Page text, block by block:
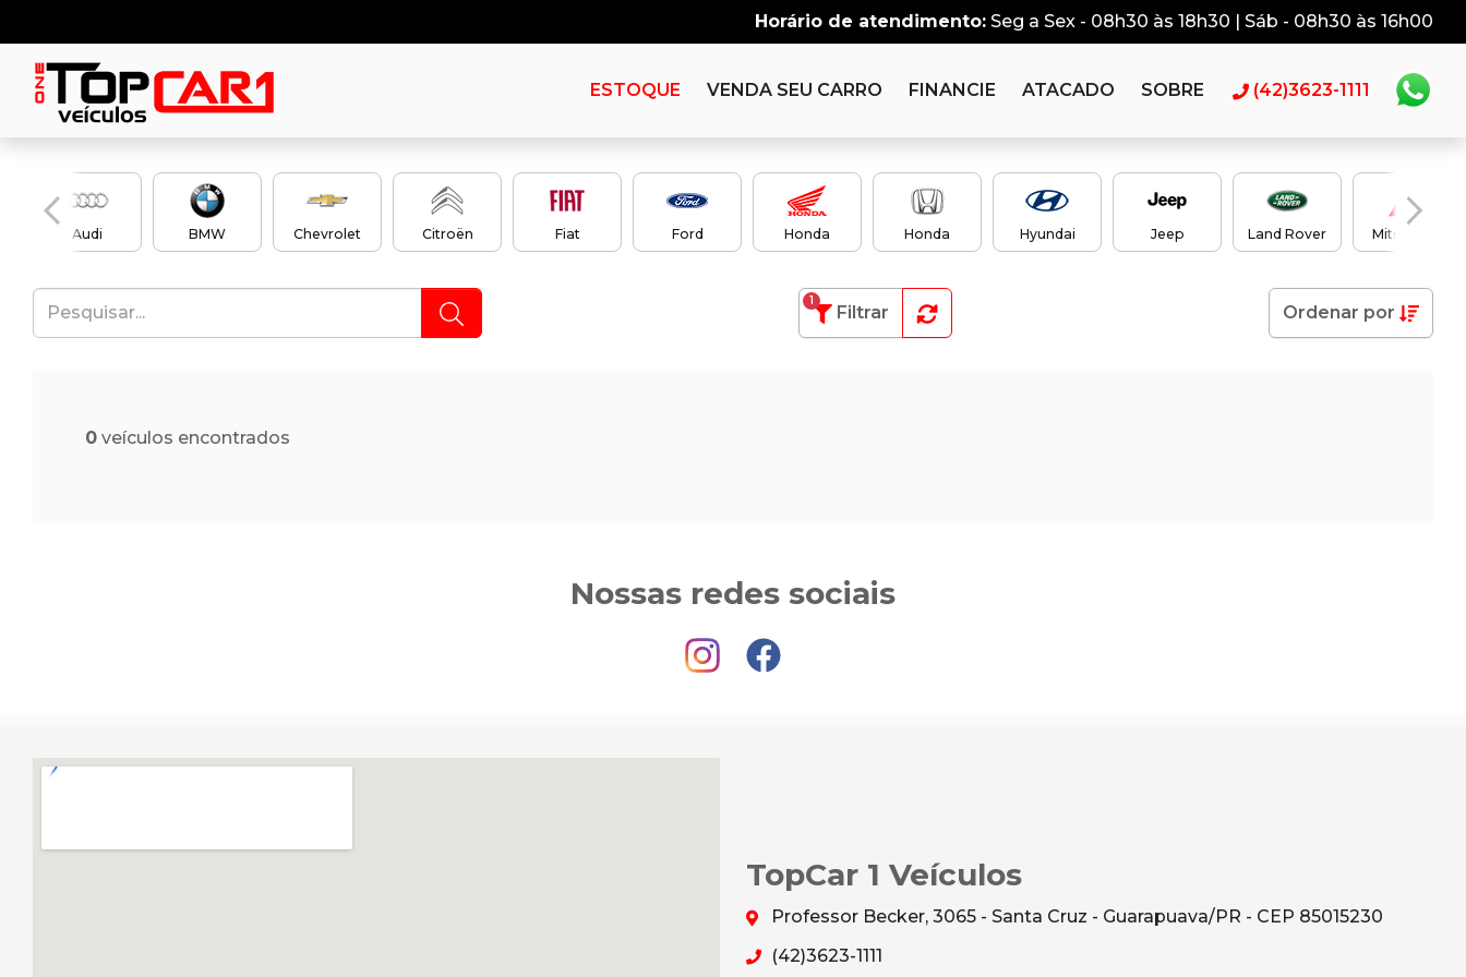
Horário de atendimento: Seg a Sex - 08h30 às 18h30 | Sáb - 08h30 às 16h00
ESTOQUE VENDA SEU CARRO FINANCIE ATACADO SOBRE (42)3623-1111
Audi BMW Chevrolet Citroën Fiat Ford Honda Honda Hyundai Jeep Land Rover Mitsubishi
Filtrar
1
Ordenar por
0 veículos encontrados
Nossas redes sociais
TopCar 1 Veículos
Professor Becker, 3065 - Santa Cruz - Guarapuava/PR - CEP 85015230
(42)3623-1111